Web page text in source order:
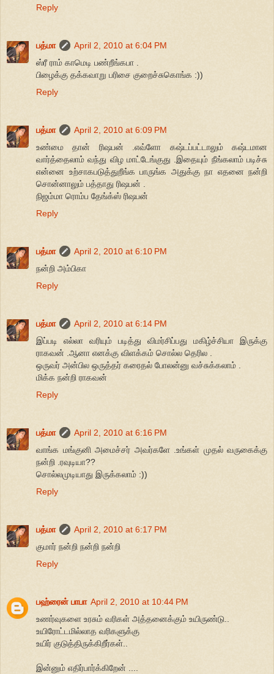
Reply
பத்மா
April 2, 2010 at 6:04 PM
ஸ்ரீ ராம் காமெடி பண்றீங்கபா .
பிழைக்கு தக்கவாறு பரிசை குறைச்சுகொங்க :))
Reply
பத்மா
April 2, 2010 at 6:09 PM
உண்மை தான் ரிஷபன் .எவ்ளோ கஷ்டப்பட்டாலும் கஷ்டமான
வார்த்தைலாம் வந்து விழ மாட்டேங்குது .இதையும் நீங்கலாம் படிச்சு
என்னை உற்சாகபடுத்துறீங்க பாருங்க அதுக்கு நா எதனை நன்றி
சொன்னாலும் பத்தாது ரிஷபன் .
நிஜம்மா ரொம்ப தேங்க்ஸ் ரிஷபன்
Reply
பத்மா
April 2, 2010 at 6:10 PM
நன்றி அம்பிகா
Reply
பத்மா
April 2, 2010 at 6:14 PM
இப்படி எல்லா வரியும் படித்து விமர்சிப்பது மகிழ்ச்சியா இருக்கு
ராகவன் .ஆனா எனக்கு விளக்கம் சொல்ல தெரில .
ஒருவர் அன்பில ஒருத்தர் கரைதல் போலன்னு வச்சுக்கலாம் .
மிக்க நன்றி ராகவன்
Reply
பத்மா
April 2, 2010 at 6:16 PM
வாங்க மங்குனி அமைச்சர் அவர்களே .உங்கள் முதல் வருகைக்கு
நன்றி .ரவுடியா??
சொல்லமுடியாது இருக்கலாம் :))
Reply
பத்மா
April 2, 2010 at 6:17 PM
குமார் நன்றி நன்றி நன்றி
Reply
பஹ்ரைன் பாபா April 2, 2010 at 10:44 PM
உணர்வுகளை உரசும் வரிகள் அத்தனைக்கும் உயிருண்டு..
உயிரோட்டமில்லாத வரிகளுக்கு
உயிர் குடுத்திருக்கிறீர்கள்..
இன்னும் எதிர்பார்க்கிறேன் ....